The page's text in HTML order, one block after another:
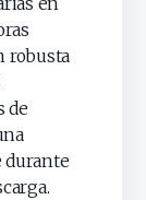
robusta
de
durante